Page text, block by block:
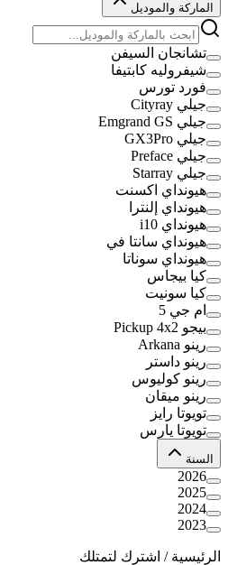
الماركة والموديل
تشانجان السيفن
شيفروليه كابتيفا
فورد تورس
جيلي Cityray
جيلي Emgrand GS
جيلي GX3Pro
جيلي Preface
جيلي Starray
هيونداي اكسنت
هيونداي إلنترا
هيونداي i10
هيونداي سانتا في
هيونداي سوناتا
كيا بيجاس
كيا سونيت
ام جي 5
بيجو Pickup 4x2
رينو Arkana
رينو داستر
رينو كوليوس
رينو ميقان
تويوتا رايز
تويوتا يارس
السنة
2026
2025
2024
2023
الرئيسية / اشترك لتمتلك